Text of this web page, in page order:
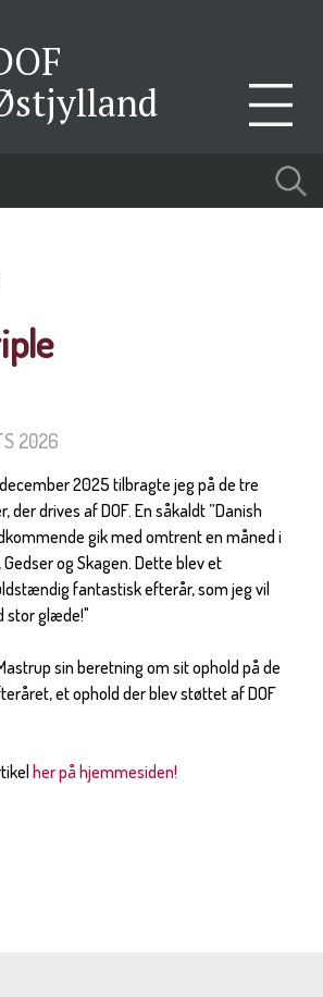
2026
2025 tilbragte jeg på de tre
der drives af DOF. En såkaldt ”Danish
gik med omtrent en måned i
og Skagen. Dette blev et
fantastisk efterår, som jeg vil
stor glæde!"
sin beretning om sit ophold på de
et ophold der blev støttet af DOF
her på hjemmesiden!